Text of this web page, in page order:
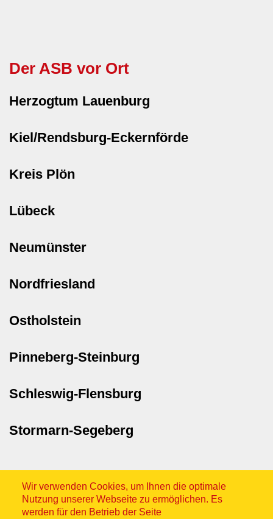
Der ASB vor Ort
Herzogtum Lauenburg
Kiel/Rendsburg-Eckernförde
Kreis Plön
Lübeck
Neumünster
Nordfriesland
Ostholstein
Pinneberg-Steinburg
Schleswig-Flensburg
Stormarn-Segeberg
Wir verwenden Cookies, um Ihnen die optimale
Nutzung unserer Webseite zu ermöglichen. Es
werden für den Betrieb der Seite